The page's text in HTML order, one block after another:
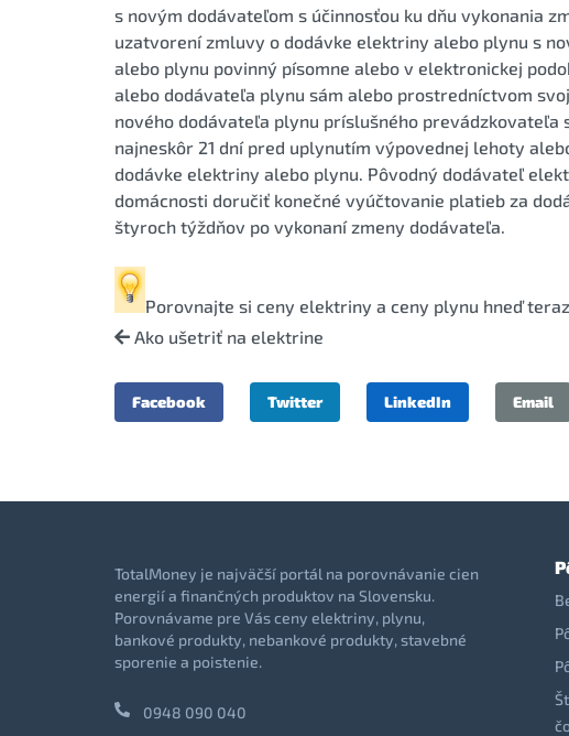
s novým dodávateľom s účinnosťou ku dňu vykonania
uzatvorení zmluvy o dodávke elektriny alebo plynu s
alebo plynu povinný písomne alebo v elektronickej
alebo dodávateľa plynu sám alebo prostredníctvom
nového dodávateľa plynu príslušného
najneskôr 21 dní pred uplynutím výpovednej lehoty
dodávke elektriny alebo plynu. Pôvodný dodávateľ
domácnosti doručiť konečné vyúčtovanie platieb za
štyroch týždňov po vykonaní zmeny dodávateľa.
Porovnajte si ceny elektriny a ceny plynu hneď
Ako ušetriť na elektrine
Facebook Twitter LinkedIn Email
TotalMoney je najväčší portál na porovnávanie cien
energií a finančných produktov na Slovensku.
Porovnávame pre Vás ceny elektriny, plynu,
bankové produkty, nebankové produkty, stavebné
sporenie a poistenie.
0948 090 040